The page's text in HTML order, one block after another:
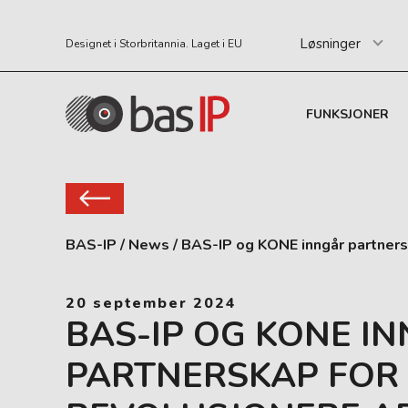
Designet i Storbritannia. Laget i EU Løsninger
FUNKSJONER
BAS-IP / News / BAS-IP og KONE inngår
20 september 2024
BAS-IP OG KONE
PARTNERSKAP